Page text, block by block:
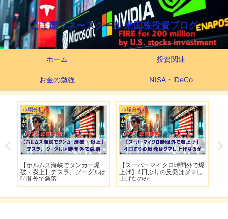
ここ屋マネースクール 米国株投資ブログ
ホーム 投資関連
お金の勉強 NISA・iDeCo
市場分析
【ホルムズ海峡でタンカー爆
破・炎上】テスラ、グーグルは
時間外で急落
市場分析
【スーパーマイクロ時間外で爆
上げ】4日ぶりの反発はダマし
上げなのか